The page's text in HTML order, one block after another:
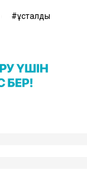
ұсталды